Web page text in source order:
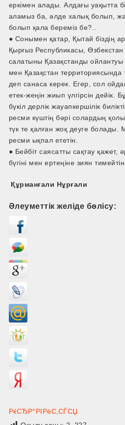
еркімен алады. Алдағы уақытта
аламыз ба, әлде халық болып,
болып қала береміз бе?..
● Сонымен қатар, Қытай біздің
Қырғыз Республикасы,
салатыны Қазақстанды ойлантуы
мен Қазақстан
деп санаса керек. Егер, сол
етек-жеңін жиып үлгірсін дейік.
бүкіл дерлік жауапкершілік
ресми күштің бәрі солардың
түк те қалған жоқ деуге болады.
ресми ықпал ететін.
● Бейбіт саясатты сақтау қажет,
бүгіні мен ертеңіне зиян
Құрманғали Нұрғали
Әлеуметтік желіде бөлісу:
РќСЂР°РІРёС‚СЃСЏ